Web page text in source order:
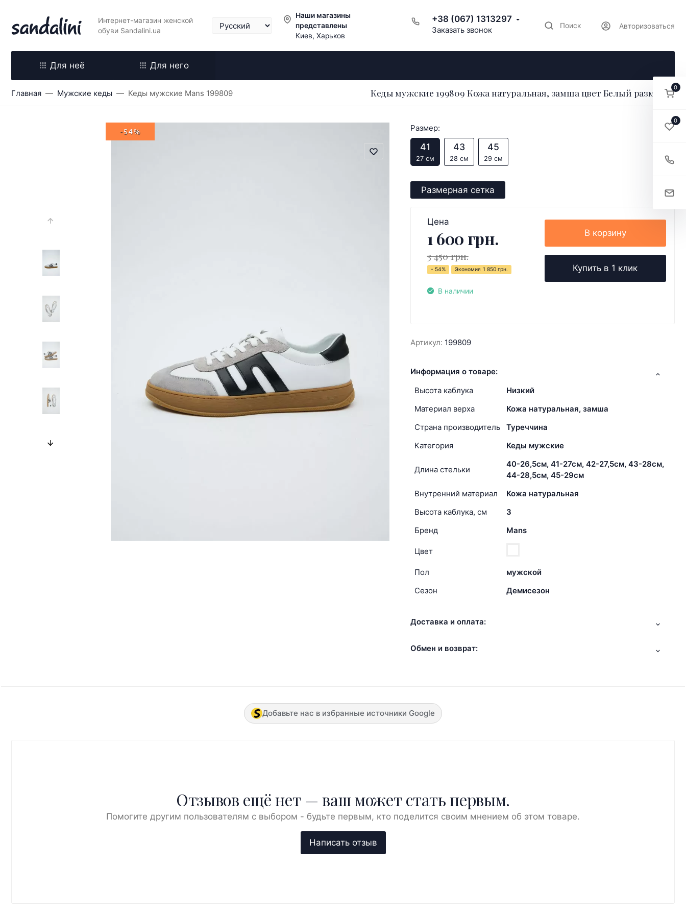
Интернет-магазин женской
обуви Sandalini.ua
Наши магазины
представлены
Киев, Харьков
+38 (067) 1313297
Заказать звонок Поиск Авторизоваться
Для неё Для него
Главная Мужские кеды Кеды мужские Mans 199809 Кеды мужские 199809 Кожа натуральная, замша цвет Белый размер 41
-54% Размер:
41
27 см
43
28 см
45
29 см
Размерная сетка
Цена
1 600 грн.
3 450 грн.
- 54% Экономия 1 850 грн.
В наличии
В корзину
Купить в 1 клик
Артикул: 199809
Информация о товаре:
Высота каблука
Низкий
Материал верха
Кожа натуральная, замша
Страна производитель
Туреччина
Категория
Кеды мужские
Длина стельки
40-26,5см, 41-27см, 42-27,5см, 43-28см,
44-28,5см, 45-29см
Внутренний материал
Кожа натуральная
Высота каблука, см
3
Бренд
Mans
Цвет
Пол
мужской
Сезон
Демисезон
Доставка и оплата:
Обмен и возврат:
Добавьте нас в избранные источники Google
Отзывов ещё нет — ваш может стать первым.
Помогите другим пользователям с выбором - будьте первым, кто поделится своим мнением об этом товаре.
0
0